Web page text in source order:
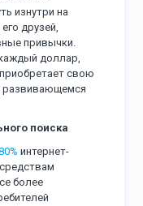
изнутри на
друзей,
привычки.
доллар,
свою
развивающемся
поиска
интернет-
более